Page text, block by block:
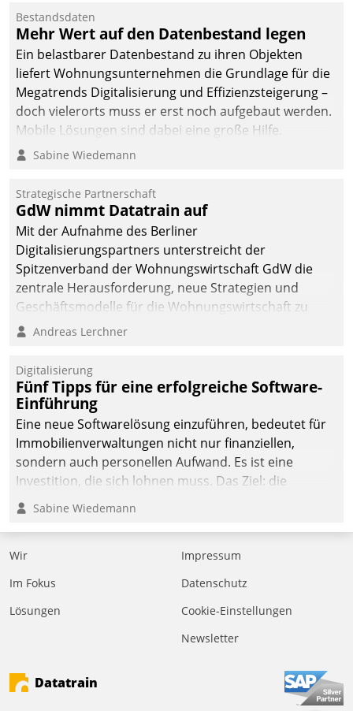
Bestandsdaten
Mehr Wert auf den Datenbestand legen
Ein belastbarer Datenbestand zu ihren Objekten
liefert Wohnungsunternehmen die Grundlage für die
Megatrends Digitalisierung und Effizienzsteigerung –
doch vielerorts muss er erst noch aufgebaut werden.
Mobile Lösungen sind dabei eine große Hilfe.
Sabine Wiedemann
Strategische Partnerschaft
GdW nimmt Datatrain auf
Mit der Aufnahme des Berliner
Digitalisierungspartners unterstreicht der
Spitzenverband der Wohnungswirtschaft GdW die
zentrale Herausforderung, neue Strategien und
Geschäftsmodelle für die Wohnungswirtschaft zu
entwickeln.
Andreas Lerchner
Digitalisierung
Fünf Tipps für eine erfolgreiche Software-
Einführung
Eine neue Softwarelösung einzuführen, bedeutet für
Immobilienverwaltungen nicht nur finanziellen,
sondern auch personellen Aufwand. Es ist eine
Investition, die sich lohnen muss. Das Ziel: die
nachhaltige Optimierung der Geschäftsabläufe. Damit
dieses Ziel erreicht wird, sollten einige Grundregeln
befolgt werden.
Sabine Wiedemann
Wir
Im Fokus
Lösungen
Impressum
Datenschutz
Cookie-Einstellungen
Newsletter
Datatrain